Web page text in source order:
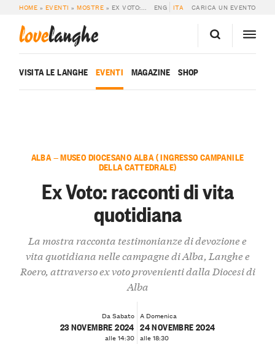
HOME » EVENTI »MOSTRE » EX VOTO: RACCONTI DI VITA QUOTIDIANA ENG ITA CARICA UN EVENTO
lovelanghe
VISITA LE LANGHE EVENTI MAGAZINE SHOP
ALBA — MUSEO DIOCESANO ALBA ( INGRESSO CAMPANILE
DELLA CATTEDRALE)
Ex Voto: racconti di vita
quotidiana
La mostra racconta testimonianze di devozione e
vita quotidiana nelle campagne di Alba, Langhe e
Roero, attraverso ex voto provenienti dalla Diocesi di
Alba
Da Sabato
23 NOVEMBRE 2024
alle 14:30
A Domenica
24 NOVEMBRE 2024
alle 18:30